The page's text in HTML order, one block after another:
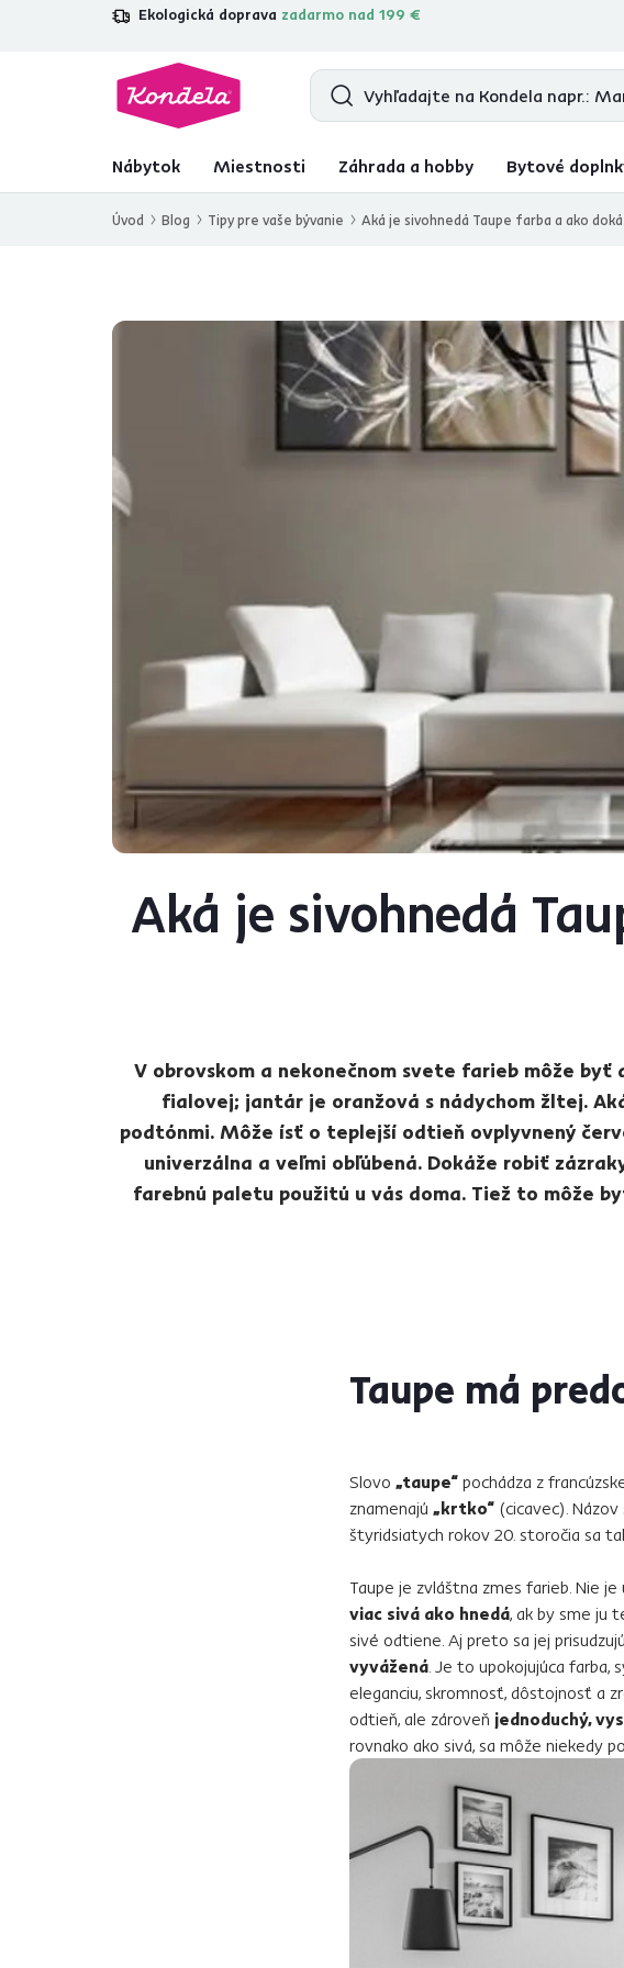
Ekologická doprava zadarmo nad 199 €
4,7 31 211overených produktových recenzií
Nábytok Miestnosti Záhrada a hobby Bytové
Úvod Blog Tipy pre vaše bývanie Aká je sivohnedá Taupe farba a ako
Aká je sivohnedá
V obrovskom a nekonečnom svete farieb môže
fialovej; jantár je oranžová s nádychom žltej.
podtónmi. Môže ísť o teplejší odtieň ovplyvnený
univerzálna a veľmi obľúbená. Dokáže robiť
farebnú paletu použitú u vás doma. Tiež to môže
Taupe má
Slovo „taupe“ pochádza z
znamenajú „krtko“ (cicavec).
štyridsiatych rokov 20. storočia sa
Taupe je zvláštna zmes farieb. Nie
viac sivá ako hnedá, ak by sme ju
sivé odtiene. Aj preto sa jej
vyvážená . Je to upokojujúca
eleganciu, skromnosť, dôstojnosť a
odtieň, ale zároveň jednoduchý,
rovnako ako sivá, sa môže niekedy